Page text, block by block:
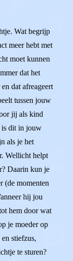
Wat begrijp
meer hebt met
moet kunnen
dat het
dat afreageert
tussen jouw
jij als kind
is dit in jouw
als je het
Wellicht helpt
Daarin kun je
(de momenten
hij jou
hem door wat
je moeder op
stiefzus,
te sturen?